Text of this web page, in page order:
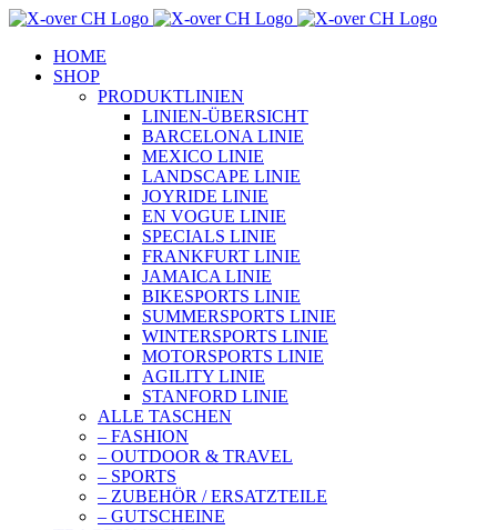
Zum
springenHOME
SHOP
PRODUKTLINIEN
LINIEN-ÜBERSICHT
BARCELONA LINIE
MEXICO LINIE
LANDSCAPE LINIE
JOYRIDE LINIE
EN VOGUE LINIE
SPECIALS LINIE
FRANKFURT LINIE
JAMAICA LINIE
BIKESPORTS LINIE
SUMMERSPORTS LINIE
WINTERSPORTS LINIE
MOTORSPORTS LINIE
AGILITY LINIE
STANFORD LINIE
ALLE TASCHEN
– FASHION
– OUTDOOR & TRAVEL
– SPORTS
– ZUBEHÖR / ERSATZTEILE
– GUTSCHEINE